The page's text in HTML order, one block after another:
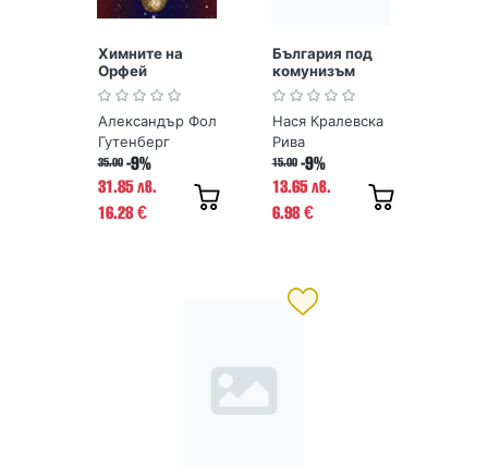
Химните на
Орфей
Александър Фол
Гутенберг
35.00 -9%
31.85 лв.
16.28€
България под
комунизъм
Нася Кралевска
Рива
15.00 -9%
13.65 лв.
6.98€